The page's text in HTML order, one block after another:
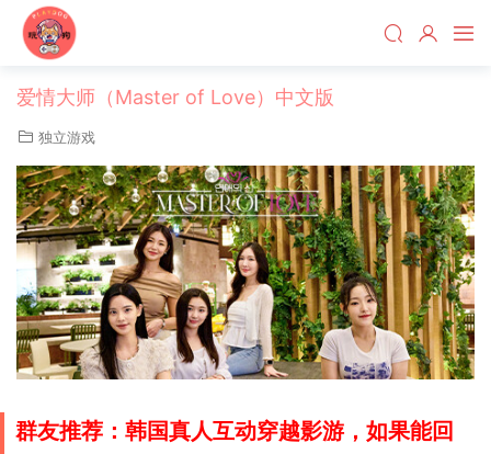
爱情大师（Master of Love）中文版
独立游戏
群友推荐：韩国真人互动穿越影游，如果能回